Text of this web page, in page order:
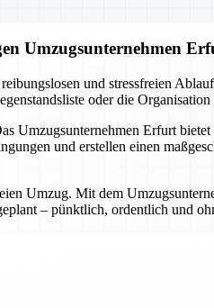
Umzugsunternehmen
und stressfreien
oder die
Umzugsunternehmen Erfurt
und erstellen einen
Umzug. Mit dem
– pünktlich, ordentlich und